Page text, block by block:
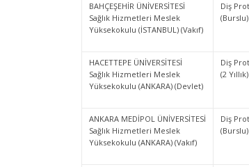
BAHÇEŞEHİR ÜNİVERSİTESİ
Sağlık Hizmetleri Meslek
Yüksekokulu (İSTANBUL) (Vakıf)
Diş
(Burslu)
HACETTEPE ÜNİVERSİTESİ
Sağlık Hizmetleri Meslek
Yüksekokulu (ANKARA) (Devlet)
Diş
(2 Yıllık)
ANKARA MEDİPOL ÜNİVERSİTESİ
Sağlık Hizmetleri Meslek
Yüksekokulu (ANKARA) (Vakıf)
Diş
(Burslu)